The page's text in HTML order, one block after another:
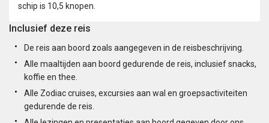
schip is 10,5 knopen.
Inclusief deze reis
De reis aan boord zoals aangegeven in de reisbeschrijving.
Alle maaltijden aan boord gedurende de reis, inclusief snacks,
koffie en thee.
Alle Zodiac cruises, excursies aan wal en groepsactiviteiten
gedurende de reis.